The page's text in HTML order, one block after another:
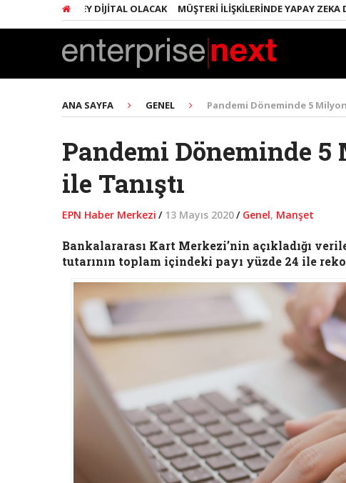
HER ŞEY DIJITAL OLACAK MÜŞTERI İLIŞKILERINDE YAPAY ZEKA DEVRIMI
ANA SAYFA GENEL Pandemi Döneminde 5
Pandemi Döneminde
ile Tanıştı
EPN Haber Merkezi / 13 Mayıs 2020/ Genel, Manşet
Bankalararası Kart Merkezi’nin açıkladığı
tutarının toplam içindeki payı yüzde 24 ile